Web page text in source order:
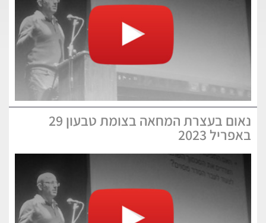
נאום בעצרת המחאה בצומת טבעון 29
באפריל 2023